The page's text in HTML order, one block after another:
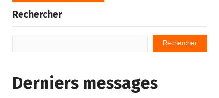
Rechercher
Rechercher
Derniers messages